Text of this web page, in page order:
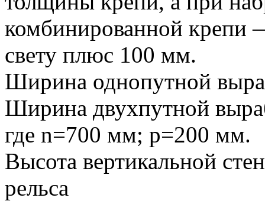
комбинированной
свету плюс 100 мм.
Ширина однопутной
Ширина двухпутной
где n=700 мм; р=200 мм.
Высота вертикальной
рельса